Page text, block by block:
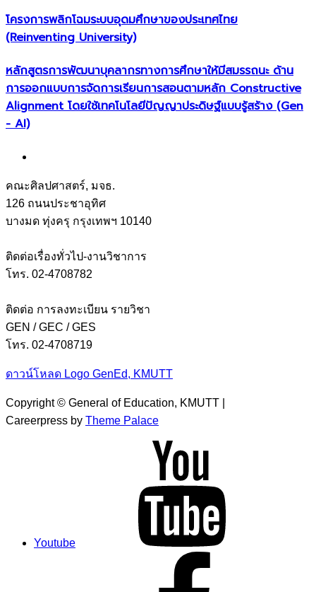
โครงการพลิกโฉมระบบอุดมศึกษาของประเทศไทย
(Reinventing University)
หลักสูตรการพัฒนาบุคลากรทางการศึกษาให้มีสมรรถนะ ด้าน
การออกแบบการจัดการเรียนการสอนตามหลัก Constructive
Alignment โดยใช้เทคโนโลยีปัญญาประดิษฐ์แบบรู้สร้าง (Gen
- AI)
คณะศิลปศาสตร์, มจธ.
126 ถนนประชาอุทิศ
บางมด ทุ่งครุ กรุงเทพฯ 10140
ติดต่อเรื่องทั่วไป-งานวิชาการ
โทร. 02-4708782
ติดต่อ การลงทะเบียน รายวิชา
GEN / GEC / GES
โทร. 02-4708719
ดาวน์โหลด Logo GenEd, KMUTT
Copyright © General of Education, KMUTT |
Careerpress by Theme Palace
Youtube